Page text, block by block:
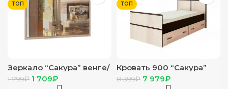
ТОП
Зеркало “Сакура” венге/
лоредо
1 799₽ 1 709₽
ТОП
Кровать 900 “Сакура”
LIGHT венге/лоредо (без
подложки)
8 399₽ 7 979₽